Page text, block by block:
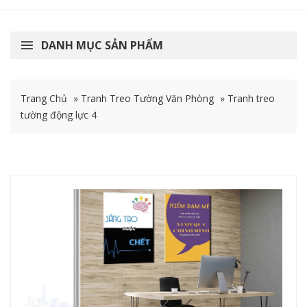
DANH MỤC SẢN PHẨM
Trang Chủ » Tranh Treo Tường Văn Phòng » Tranh treo
tường động lực 4